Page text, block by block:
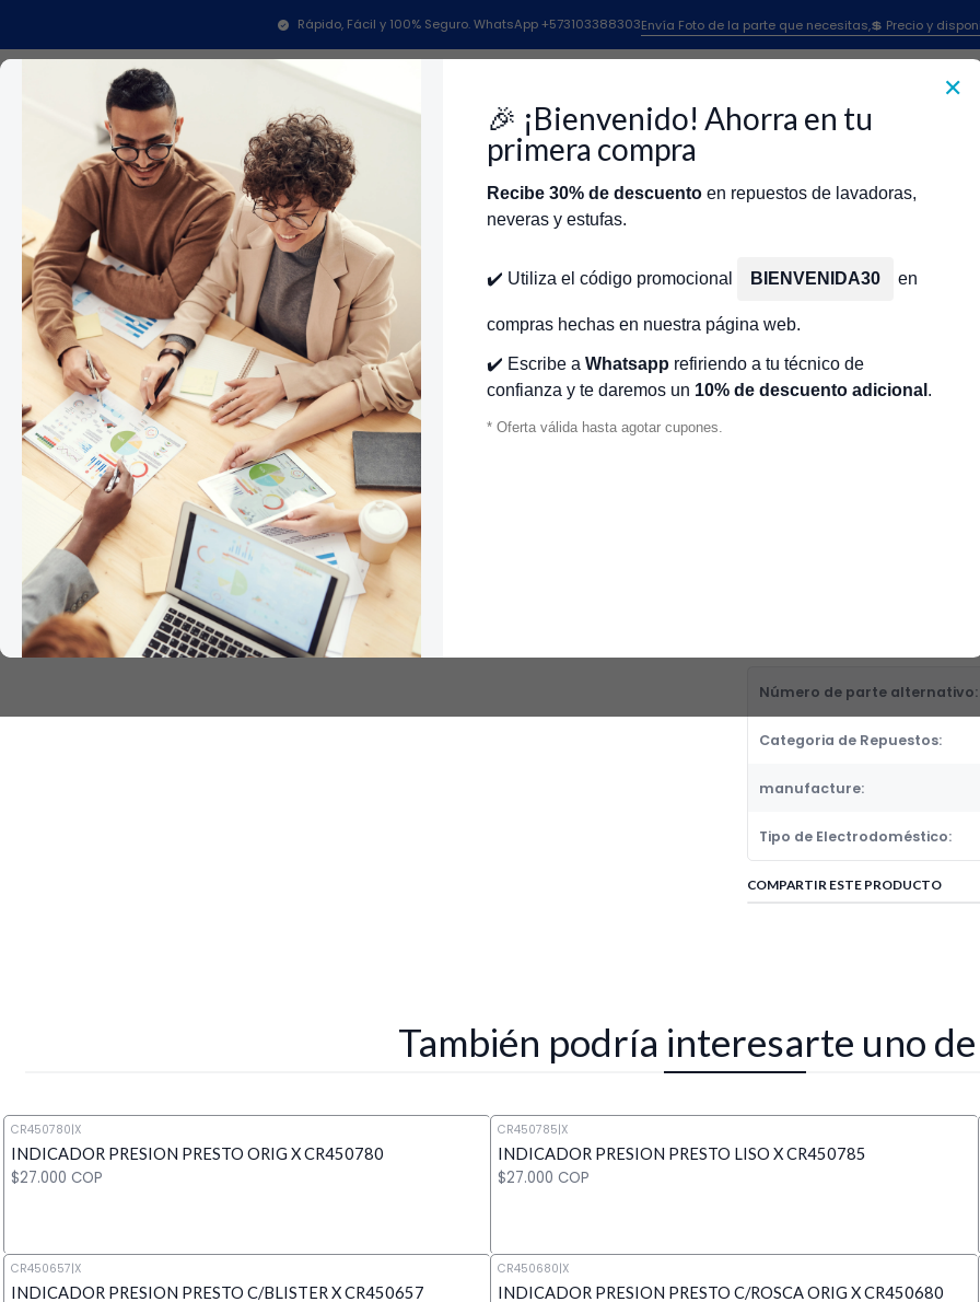
✕
🎉 ¡Bienvenido! Ahorra en tu
primera compra
Recibe 30% de descuento en repuestos de lavadoras,
neveras y estufas.
✔️ Utiliza el código promocional BIENVENIDA30 en
compras hechas en nuestra página web.
✔️ Escribe a Whatsapp refiriendo a tu técnico de
confianza y te daremos un 10% de descuento adicional .
* Oferta válida hasta agotar cupones.
Categorías
Rápido, Fácil y 100% Seguro. WhatsApp +573103388303Envía Foto de la parte que necesitas,💲 Precio y
Inicio INDICADOR PRESION PRESTO ESTANDAR ORIG X CR450681
INDICADOR
ESTANDAR
Agregar a la lista de
🔥
Mostrar stock de
INDICADOR PRESION PRESTO
Número de parte alternativo:
Categoria de Repuestos:
manufacture:
Tipo de Electrodoméstico:
COMPARTIR ESTE PRODUCTO
También podría interesarte uno
CR450780|X
INDICADOR PRESION PRESTO ORIG X CR450780
$27.000 COP
CR450785|X
INDICADOR PRESION PRESTO LISO X CR450785
$27.000 COP
CR450657|X
INDICADOR PRESION PRESTO C/BLISTER X CR450657
CR450680|X
INDICADOR PRESION PRESTO C/ROSCA ORIG X CR450680